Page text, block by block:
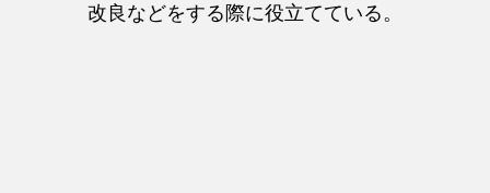
改良などをする際に役立てている。